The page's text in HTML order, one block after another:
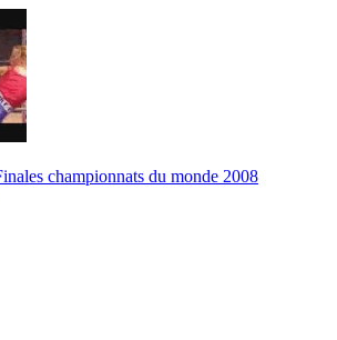
championnats du monde 2008